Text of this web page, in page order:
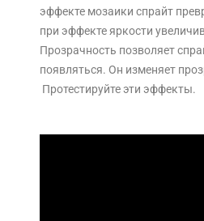
эффекте мозаики спрайт
при эффекте яркости
Прозрачность позволяет
появляться. Он изменяет
Протестируйте эти эффекты.